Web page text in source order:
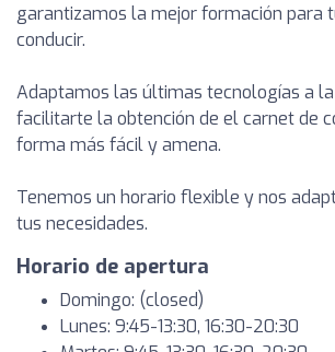
garantizamos la mejor formación para
conducir.
Adaptamos las últimas tecnologías a
facilitarte la obtención de el carnet de
forma más fácil y amena.
Tenemos un horario flexible y nos
tus necesidades.
Horario de apertura
Domingo: (closed)
Lunes: 9:45-13:30, 16:30-20:30